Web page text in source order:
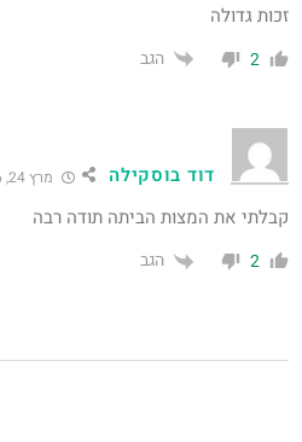
זכות גדולה
2 הגב
דוד בוסקילה מרץ 24, 2026 3:27 pm
קבלתי את המצות הביתה תודה רבה
2 הגב